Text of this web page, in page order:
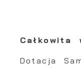
Dotacja